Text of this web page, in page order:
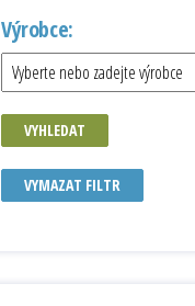
Výrobce:
VYHLEDAT
VYMAZAT FILTR